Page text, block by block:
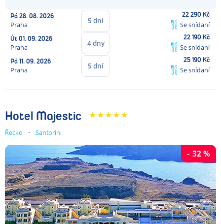
Pá28. 08. 2026
Praha 5 dní
22 290 Kč
Se snídaní
Út01. 09. 2026
Praha 4dny
22 190 Kč
Se snídaní
Pá11. 09. 2026
Praha 5 dní
25 190 Kč
Se snídaní
Hotel Majestic
Řecko Santorini
- 32%